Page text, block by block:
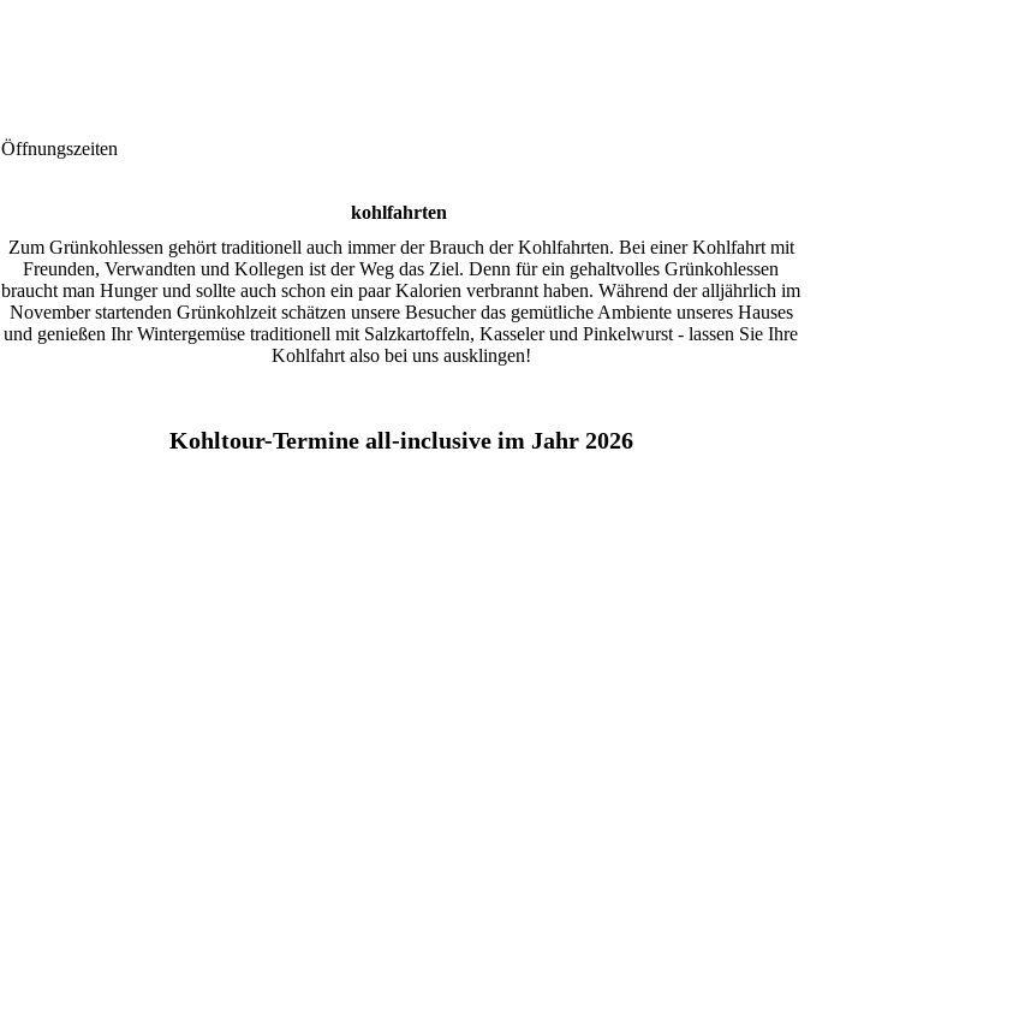
Öffnungszeiten
kohlfahrten
Zum Grünkohlessen gehört traditionell auch immer der Brauch der Kohlfahrten. Bei einer Kohlfahrt mit
Freunden, Verwandten und Kollegen ist der Weg das Ziel. Denn für ein gehaltvolles Grünkohlessen
braucht man Hunger und sollte auch schon ein paar Kalorien verbrannt haben. Während der alljährlich im
November startenden Grünkohlzeit schätzen unsere Besucher das gemütliche Ambiente unseres Hauses
und genießen Ihr Wintergemüse traditionell mit Salzkartoffeln, Kasseler und Pinkelwurst - lassen Sie Ihre
Kohlfahrt also bei uns ausklingen!
Kohltour-Termine all-inclusive im Jahr 2026